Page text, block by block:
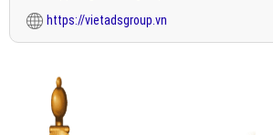
https://vietadsgroup.vn